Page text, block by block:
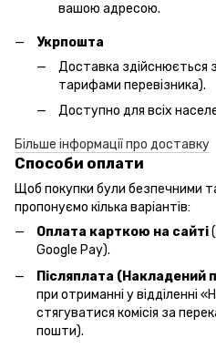
вашою адресою.
Укрпошта
Доставка здійснюється
тарифами перевізника).
Доступно для всіх
Більше інформації про доставку
Способи оплати
Щоб покупки були безпечними
пропонуємо кілька варіантів:
Оплата карткою на сайті
Google Pay).
Післяплата (Накладений
при отриманні у відділенні
стягуватися комісія за
пошти).